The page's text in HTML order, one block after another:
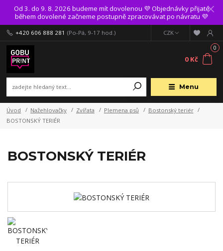
Od 3. do 9. 8. 2026 budeme mít dovolenou 💜 Objednávky přijaté
během dovolené začneme postupně zpracovávat po návratu 💜
Menu
CZK
+420 606 888 281 (Po-Pá, 9-17 hod.)
0
0 Kč
Úvod Nažehlovačky Zvířata Plemena psů
Bostonský teriér
BOSTONSKÝ TERIÉR
BOSTONSKÝ TERIÉR